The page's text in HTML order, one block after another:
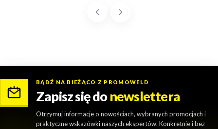
BĄDŹ NA BIEŻĄCO Z PROMOWELD
Zapisz się donewslettera
Otrzymuj informacje o nowościach, wybranych promocjach i
praktyczne wskazówki naszych ekspertów. Konkretnie i bez